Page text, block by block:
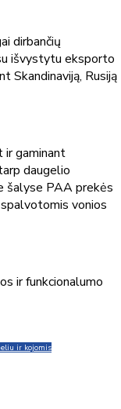
dirbančių
išvystytu eksporto
Skandinaviją, Rusiją
ir gaminant
daugelio
šalyse PAA prekės
vonios
ir funkcionalumo
ir kojomis